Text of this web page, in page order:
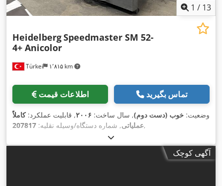
1 / 13
Türkei ۱٬۸۱۵ km
HeidelbergSpeedmaster SM 52-
4+ Anicolor
اطلاعات قیمت تماس بگیرید
وضعیت: خوب (دست دوم), سال ساخت: ۲۰۰۶, قابلیت عملکرد:کاملاً
عملیاتی, شماره دستگاه/وسیله نقلیه: 207817 ,
آگهی کوچک